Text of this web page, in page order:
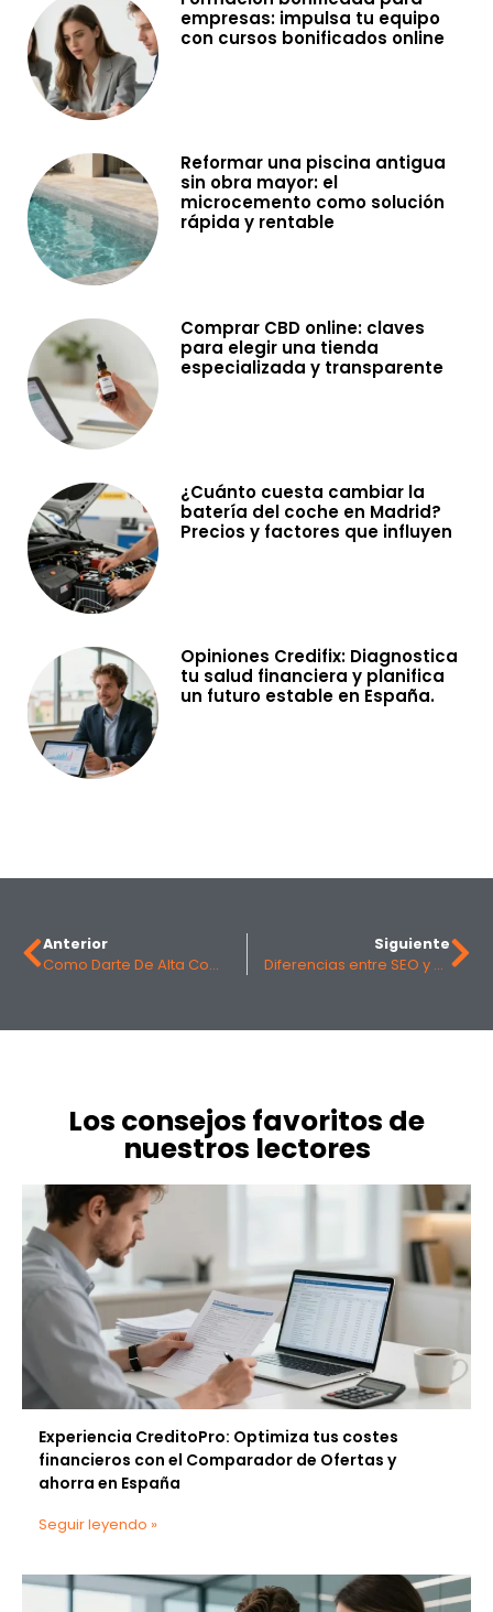
empresas: impulsa tu equipo
con cursos bonificados online
Reformar una piscina antigua
sin obra mayor: el
microcemento como solución
rápida y rentable
Comprar CBD online: claves
para elegir una tienda
especializada y transparente
¿Cuánto cuesta cambiar la
batería del coche en Madrid?
Precios y factores que influyen
Opiniones Credifix: Diagnostica
tu salud financiera y planifica
un futuro estable en España.
Anterior
Como Darte De Alta Como Autónomo: Los Pasos Para Emprender En 2025
Siguiente
Diferencias entre SEO y SEM y cuándo utilizar cada una
Los consejos favoritos de
nuestros lectores
Experiencia CreditoPro: Optimiza tus costes
financieros con el Comparador de Ofertas y
ahorra en España
Seguir leyendo »